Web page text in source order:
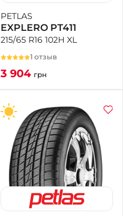
PETLAS
EXPLERO PT411
215/65 R16 102H XL
1 отзыв
3 904 грн